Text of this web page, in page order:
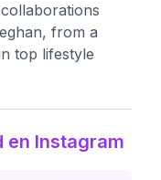
from a
top lifestyle
en Instagram